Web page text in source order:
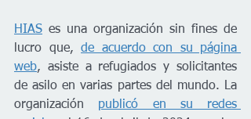
HIAS es una organización sin fines de
lucro que, de acuerdo con su página
web, asiste a refugiados y solicitantes
de asilo en varias partes del mundo. La
organización publicó en su redes